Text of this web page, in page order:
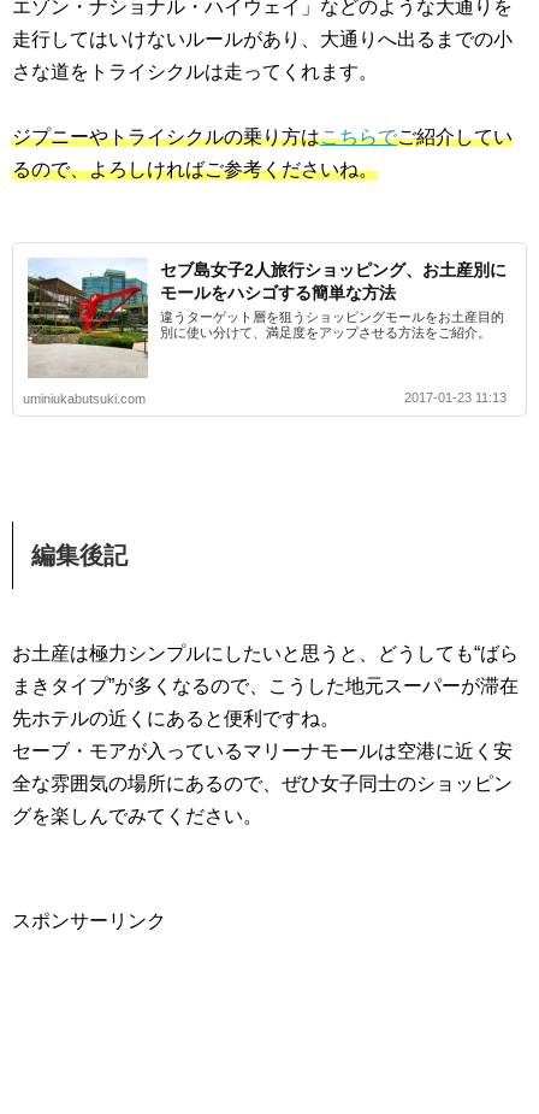
エゾン・ナショナル・ハイウェイ」などのような大通りを
走行してはいけないルールがあり、大通りへ出るまでの小
さな道をトライシクルは走ってくれます。
ジプニーやトライシクルの乗り方はこちらでご紹介してい
るので、よろしければご参考くださいね。
セブ島女子2人旅行ショッピング、お土産別に
モールをハシゴする簡単な方法
違うターゲット層を狙うショッピングモールをお土産目的
別に使い分けて、満足度をアップさせる方法をご紹介。
uminiukabutsuki.com 2017-01-23 11:13
編集後記
お土産は極力シンプルにしたいと思うと、どうしても“ばら
まきタイプ”が多くなるので、こうした地元スーパーが滞在
先ホテルの近くにあると便利ですね。
セーブ・モアが入っているマリーナモールは空港に近く安
全な雰囲気の場所にあるので、ぜひ女子同士のショッピン
グを楽しんでみてください。
スポンサーリンク